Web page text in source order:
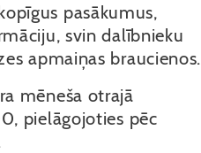
pasākumus,
svin dalībnieku
apmaiņas braucienos.
mēneša otrajā
pielāgojoties pēc